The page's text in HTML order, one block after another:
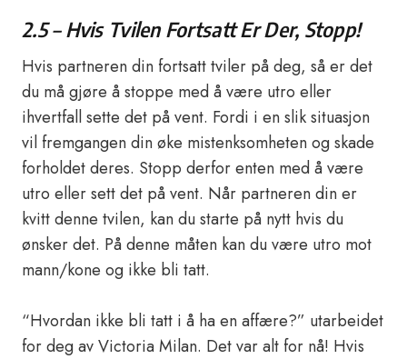
2.5 – Hvis Tvilen Fortsatt Er Der, Stopp!
Hvis partneren din fortsatt tviler på deg, så er det
du må gjøre å stoppe med å være utro eller
ihvertfall sette det på vent. Fordi i en slik situasjon
vil fremgangen din øke mistenksomheten og skade
forholdet deres. Stopp derfor enten med å være
utro eller sett det på vent. Når partneren din er
kvitt denne tvilen, kan du starte på nytt hvis du
ønsker det. På denne måten kan du være utro mot
mann/kone og ikke bli tatt.
“Hvordan ikke bli tatt i å ha en affære?” utarbeidet
for deg av Victoria Milan. Det var alt for nå! Hvis